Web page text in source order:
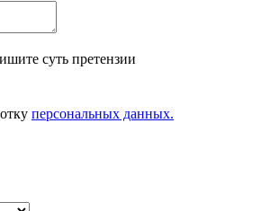
суть претензии
персональных данных.